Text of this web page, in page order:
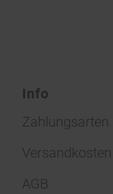
Info
Zahlungsarten
Versandkosten
AGB